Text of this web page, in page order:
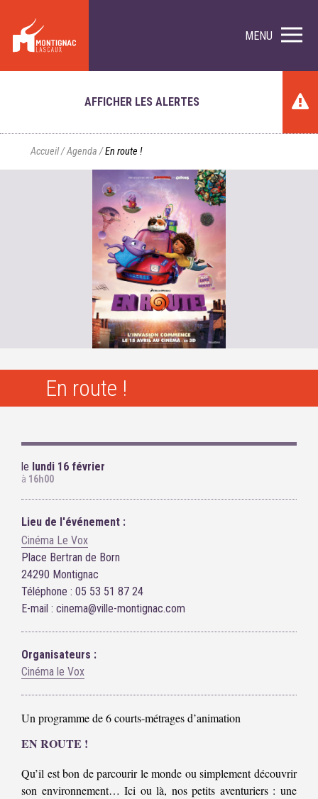
MENU
AFFICHER LES ALERTES
Accueil/Agenda /En route !
En route !
le lundi 16 février
à 16h00
Lieu de l'événement :
Cinéma Le Vox
Place Bertran de Born
24290 Montignac
Téléphone : 05 53 51 87 24
E-mail : cinema@ville-montignac.com
Organisateurs :
Cinéma le Vox
Un programme de 6 courts-métrages d’animation
EN ROUTE !
Qu’il est bon de parcourir le monde ou simplement découvrir
son environnement… Ici ou là, nos petits aventuriers : une